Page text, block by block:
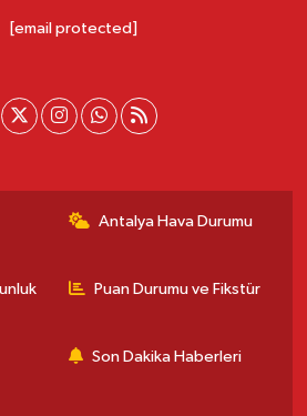
[email protected]
Antalya Hava Durumu
Puan Durumu ve Fikstür
Son Dakika Haberleri